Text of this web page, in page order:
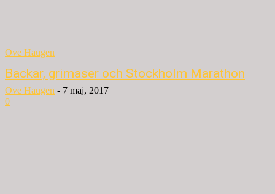
Ove Haugen
Backar, grimaser och Stockholm Marathon
Ove Haugen - 7 maj, 2017
0